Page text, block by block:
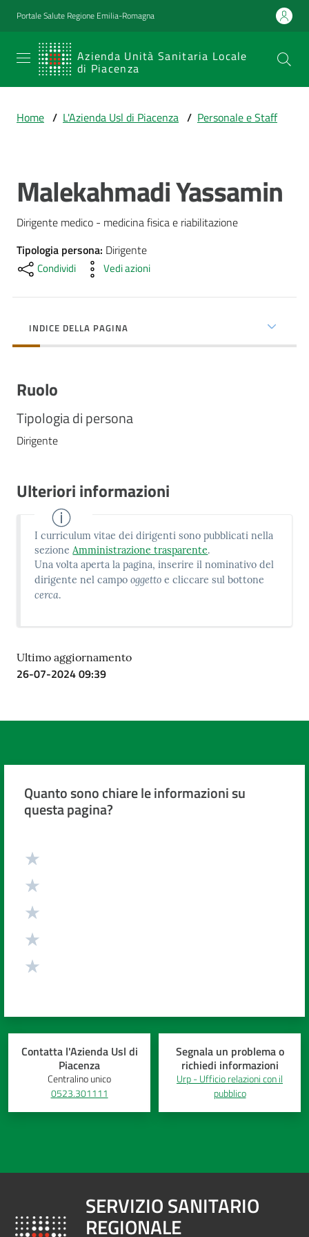
Vai al contenuto
Vai alla navigazione
Vai al footer
Portale Salute Regione Emilia-Romagna
Azienda Unità Sanitaria Locale
di Piacenza
SERVIZIO
SANITARIO
Emilia-
Sanitaria Locale
di Piacenza
Prestazioni
e
percorsi
di
fare
territorio
Studiare
Piacenza
Salute
Imprese
Seguici
Home / L'Azienda Usl di Piacenza / Personale e Staff
Salta al contenuto
Malekahmadi Yassamin
Dirigente medico - medicina fisica e riabilitazione
Tipologia persona: Dirigente
Condividi Vedi azioni
INDICE DELLA PAGINA
Ruolo
Tipologia di persona
Dirigente
Ulteriori informazioni
I curriculum vitae dei dirigenti sono pubblicati nella
sezioneAmministrazione trasparente.
Una volta aperta la pagina, inserire il nominativo del
dirigente nel campooggetto e cliccare sul bottone
cerca.
Ultimo aggiornamento
26-07-2024 09:39
Quanto sono chiare le informazioni su
questa pagina?
Contatta l'Azienda Usl di
Piacenza
Centralino unico
0523.301111
Segnala un problema o
richiedi informazioni
Urp - Ufficio relazioni con il
pubblico
SERVIZIO SANITARIO
REGIONALE